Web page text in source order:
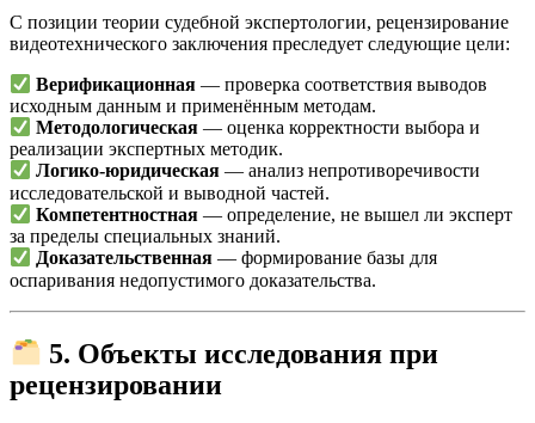
С позиции теории судебной экспертологии, рецензирование
видеотехнического заключения преследует следующие цели:
Верификационная — проверка соответствия выводов
исходным данным и применённым методам.
Методологическая — оценка корректности выбора и
реализации экспертных методик.
Логико-юридическая — анализ непротиворечивости
исследовательской и выводной частей.
Компетентностная — определение, не вышел ли эксперт
за пределы специальных знаний.
Доказательственная — формирование базы для
оспаривания недопустимого доказательства.
5. Объекты исследования при
рецензировании